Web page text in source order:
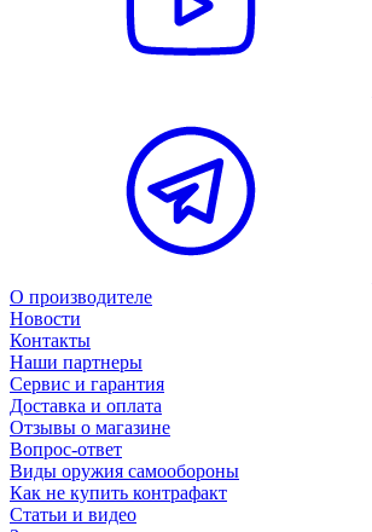
О производителе
Новости
Контакты
Наши партнеры
Сервис и гарантия
Доставка и оплата
Отзывы о магазине
Вопрос-ответ
Виды оружия самообороны
Как не купить контрафакт
Статьи и видео